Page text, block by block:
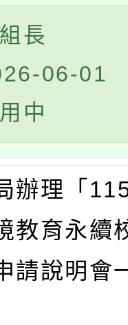
長
06-01
中
辦理「
教育永續
請說明會